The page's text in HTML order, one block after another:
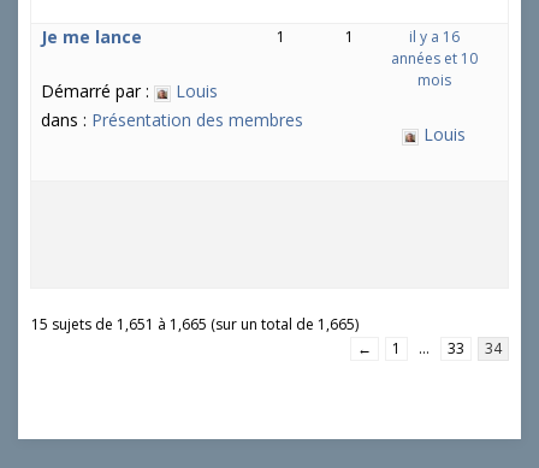
Je me lance
Démarré par :
Louis
dans : Présentation des membres
1 1
il y a 16
années et 10
mois
Louis
15 sujets de 1,651 à 1,665 (sur un total de 1,665)
←
1 … 33 34